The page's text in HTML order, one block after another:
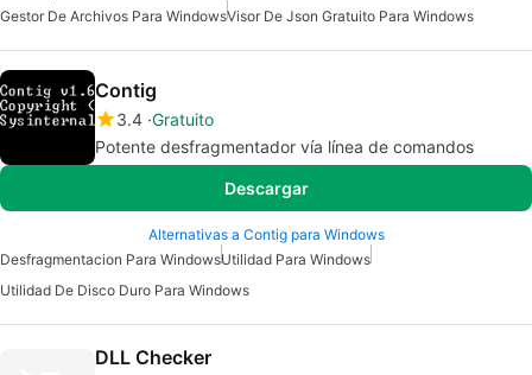
Gestor De Archivos Para WindowsVisor De Json Gratuito Para Windows
Contig
3.4 Gratuito
Potente desfragmentador vía línea de comandos
Descargar
Alternativas a Contig para Windows
Desfragmentacion Para WindowsUtilidad Para Windows
Utilidad De Disco Duro Para Windows
DLL Checker